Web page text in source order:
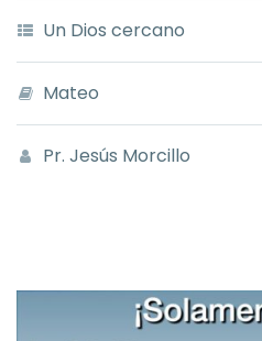
Un Dios cercano
Mateo
Pr. Jesús Morcillo